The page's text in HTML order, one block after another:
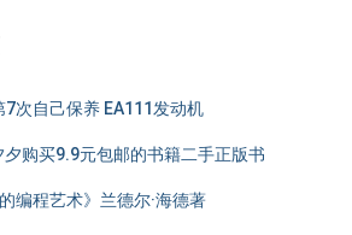
次自己保养 EA111发动机
购买9.9元包邮的书籍二手正版书
编程艺术》兰德尔·海德著